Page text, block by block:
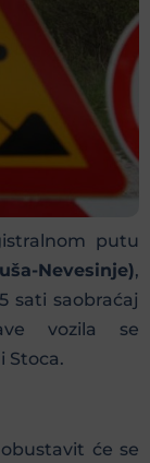
putu
Nevesinje),
sati saobraćaj
vozila se
Stoca.
će se